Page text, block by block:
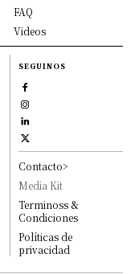
FAQ
Videos
SEGUINOS
Contacto>
Media Kit
Terminoss &
Condiciones
Políticas de
privacidad